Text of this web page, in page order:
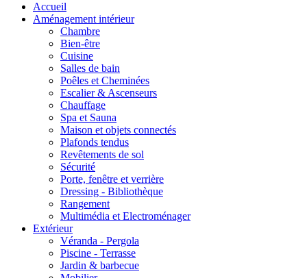
Accueil
Aménagement intérieur
Chambre
Bien-être
Cuisine
Salles de bain
Poêles et Cheminées
Escalier & Ascenseurs
Chauffage
Spa et Sauna
Maison et objets connectés
Plafonds tendus
Revêtements de sol
Sécurité
Porte, fenêtre et verrière
Dressing - Bibliothèque
Rangement
Multimédia et Electroménager
Extérieur
Véranda - Pergola
Piscine - Terrasse
Jardin & barbecue